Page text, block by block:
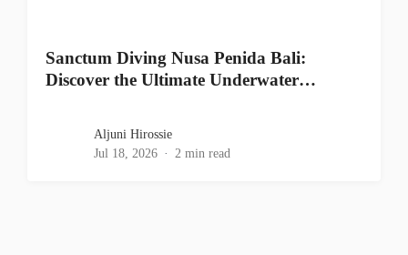
Sanctum Diving Nusa Penida Bali:
Discover the Ultimate Underwater…
Aljuni Hirossie
Jul 18, 2026
2 min read